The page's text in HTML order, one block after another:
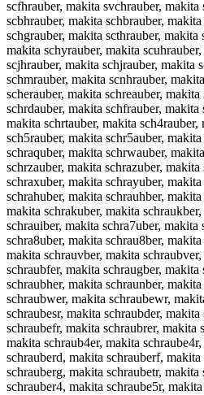
scfhrauber, makita svchrauber, makita
scbhrauber, makita schbrauber,
schgrauber, makita scthrauber, makita
makita schyrauber, makita
scjhrauber, makita schjrauber, makita
schmrauber, makita scnhrauber,
scherauber, makita schreauber,
schrdauber, makita schfrauber,
makita schrtauber, makita sch4rauber,
sch5rauber, makita schr5auber,
schraquber, makita schrwauber,
schrzauber, makita schrazuber,
schraxuber, makita schrayuber,
schrahuber, makita schrauhber,
makita schrakuber, makita
schrauiber, makita schra7uber, makita
schra8uber, makita schrau8ber,
makita schrauvber, makita
schraubfer, makita schraugber, makita
schraubher, makita schraunber,
schraubwer, makita schraubewr,
schraubesr, makita schraubder,
schraubefr, makita schraubrer, makita
makita schraub4er, makita
schrauberd, makita schrauberf, makita
schrauberg, makita schraubetr, makita
schrauber4, makita schraube5r,